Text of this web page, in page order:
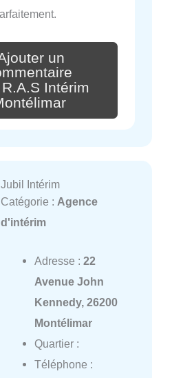
un
Intérim
Jubil Intérim
Catégorie : Agence
d'intérim
Adresse : 22
Avenue John
Kennedy, 26200
Montélimar
Quartier :
Téléphone :